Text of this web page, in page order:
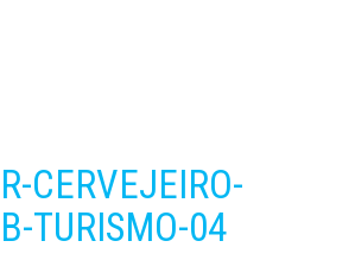
CERVEJEIRO-
TURISMO-04